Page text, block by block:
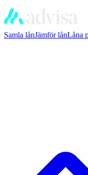
Samla lånJämför lånLåna